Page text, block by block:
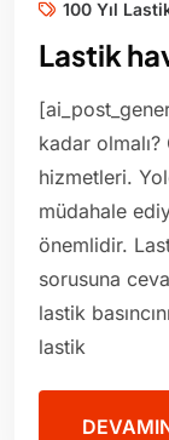
100 Yıl
Lastik
kadar
hizmetleri.
müdahale
önemlidir.
sorusuna
lastik
lastik